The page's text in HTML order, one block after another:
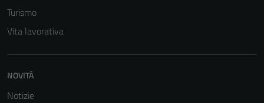
Turismo
Vita lavorativa
NOVITÀ
Notizie